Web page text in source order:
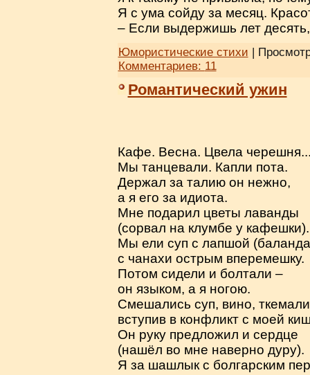
Я с ума сойду за месяц.
– Если выдержишь лет
Юмористические стихи |
Комментариев: 11
Романтический ужин
Кафе. Весна. Цвела
Мы танцевали. Капли пота.
Держал за талию он нежно,
а я его за идиота.
Мне подарил цветы лаванды
(сорвал на клумбе у кафешки).
Мы ели суп с лапшой
с чанахи острым вперемешку.
Потом сидели и болтали –
он языком, а я ногою.
Смешались суп, вино,
вступив в конфликт с моей
Он руку предложил и сердце
(нашёл во мне наверно дуру).
Я за шашлык с болгарским